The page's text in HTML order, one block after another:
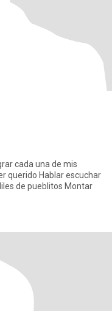
cada una de mis
escuchar